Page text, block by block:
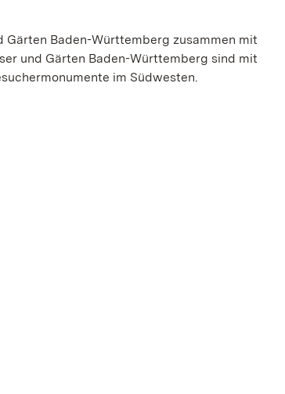
Baden-Württemberg zusammen mit
und Gärten Baden-Württemberg sind mit
im Südwesten.